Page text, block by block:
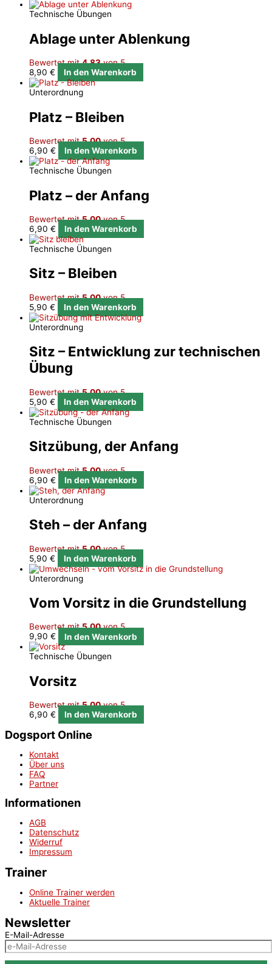
Technische Übungen
Ablage unter Ablenkung
Bewertet mit4.83von 5
8,90 € In den Warenkorb
Unterordnung
Platz – Bleiben
Bewertet mit5.00von 5
6,90 € In den Warenkorb
Technische Übungen
Platz – der Anfang
Bewertet mit5.00von 5
6,90 € In den Warenkorb
Technische Übungen
Sitz – Bleiben
Bewertet mit5.00von 5
5,90 € In den Warenkorb
Unterordnung
Sitz – Entwicklung zur technischen
Übung
Bewertet mit5.00von 5
5,90 € In den Warenkorb
Technische Übungen
Sitzübung, der Anfang
Bewertet mit5.00von 5
6,90 € In den Warenkorb
Unterordnung
Steh – der Anfang
Bewertet mit5.00von 5
5,90 € In den Warenkorb
Unterordnung
Vom Vorsitz in die Grundstellung
Bewertet mit5.00von 5
9,90 € In den Warenkorb
Technische Übungen
Vorsitz
Bewertet mit5.00von 5
6,90 € In den Warenkorb
Dogsport Online
Kontakt
Über uns
FAQ
Partner
Informationen
AGB
Datenschutz
Widerruf
Impressum
Trainer
Online Trainer werden
Aktuelle Trainer
Newsletter
E-Mail-Adresse